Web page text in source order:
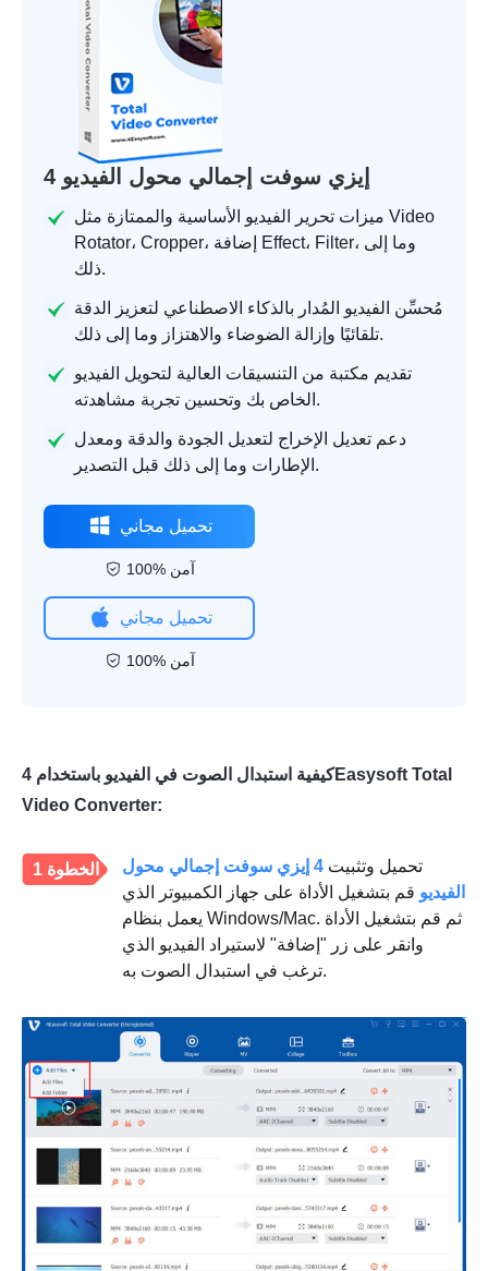
4 إيزي سوفت إجمالي محول الفيديو
ميزات تحرير الفيديو الأساسية والممتازة مثل Video
Rotator، Cropper، إضافة Effect، Filter، وما إلى
ذلك.
مُحسِّن الفيديو المُدار بالذكاء الاصطناعي لتعزيز الدقة
تلقائيًا وإزالة الضوضاء والاهتزاز وما إلى ذلك.
تقديم مكتبة من التنسيقات العالية لتحويل الفيديو
الخاص بك وتحسين تجربة مشاهدته.
دعم تعديل الإخراج لتعديل الجودة والدقة ومعدل
الإطارات وما إلى ذلك قبل التصدير.
تحميل مجاني
100% آمن
تحميل مجاني
100% آمن
كيفية استبدال الصوت في الفيديو باستخدام 4Easysoft Total
Video Converter:
الخطوة 1 تحميل وتثبيت
4 إيزي سوفت إجمالي محول
الفيديو قم بتشغيل الأداة على جهاز الكمبيوتر الذي
يعمل بنظام Windows/Mac. ثم قم بتشغيل الأداة
وانقر على زر "إضافة" لاستيراد الفيديو الذي
ترغب في استبدال الصوت به.